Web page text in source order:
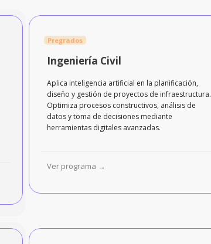
Pregrados
Ingeniería Civil
Aplica inteligencia artificial en la planificación,
diseño y gestión de proyectos de infraestructura.
Optimiza procesos constructivos, análisis de
datos y toma de decisiones mediante
herramientas digitales avanzadas.
Ver programa →